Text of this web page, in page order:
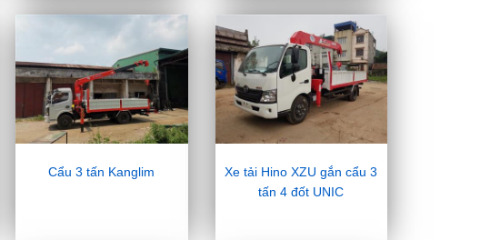
Cẩu 3 tấn Kanglim
Xe tải Hino XZU gắn cẩu 3
tấn 4 đốt UNIC